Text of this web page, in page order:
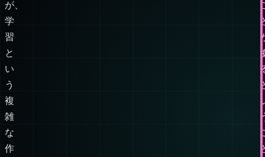
適
し
て
い
る
が、
学
習
と
い